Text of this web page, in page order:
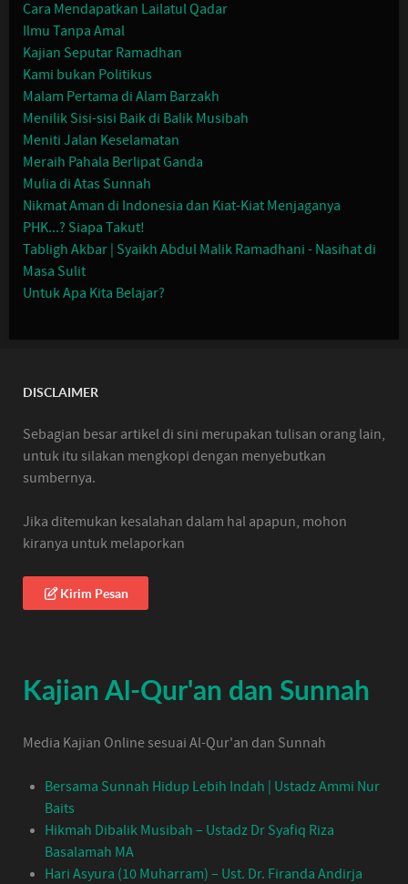
Cara Mendapatkan Lailatul Qadar
Ilmu Tanpa Amal
Kajian Seputar Ramadhan
Kami bukan Politikus
Malam Pertama di Alam Barzakh
Menilik Sisi-sisi Baik di Balik Musibah
Meniti Jalan Keselamatan
Meraih Pahala Berlipat Ganda
Mulia di Atas Sunnah
Nikmat Aman di Indonesia dan Kiat-Kiat Menjaganya
PHK...? Siapa Takut!
Tabligh Akbar | Syaikh Abdul Malik Ramadhani - Nasihat di
Masa Sulit
Untuk Apa Kita Belajar?
DISCLAIMER
Sebagian besar artikel di sini merupakan tulisan orang lain,
untuk itu silakan mengkopi dengan menyebutkan
sumbernya.
Jika ditemukan kesalahan dalam hal apapun, mohon
kiranya untuk melaporkan
Kirim Pesan
Kajian Al-Qur'an dan Sunnah
Media Kajian Online sesuai Al-Qur'an dan Sunnah
Bersama Sunnah Hidup Lebih Indah | Ustadz Ammi Nur
Baits
Hikmah Dibalik Musibah – Ustadz Dr Syafiq Riza
Basalamah MA
Hari Asyura (10 Muharram) – Ust. Dr. Firanda Andirja